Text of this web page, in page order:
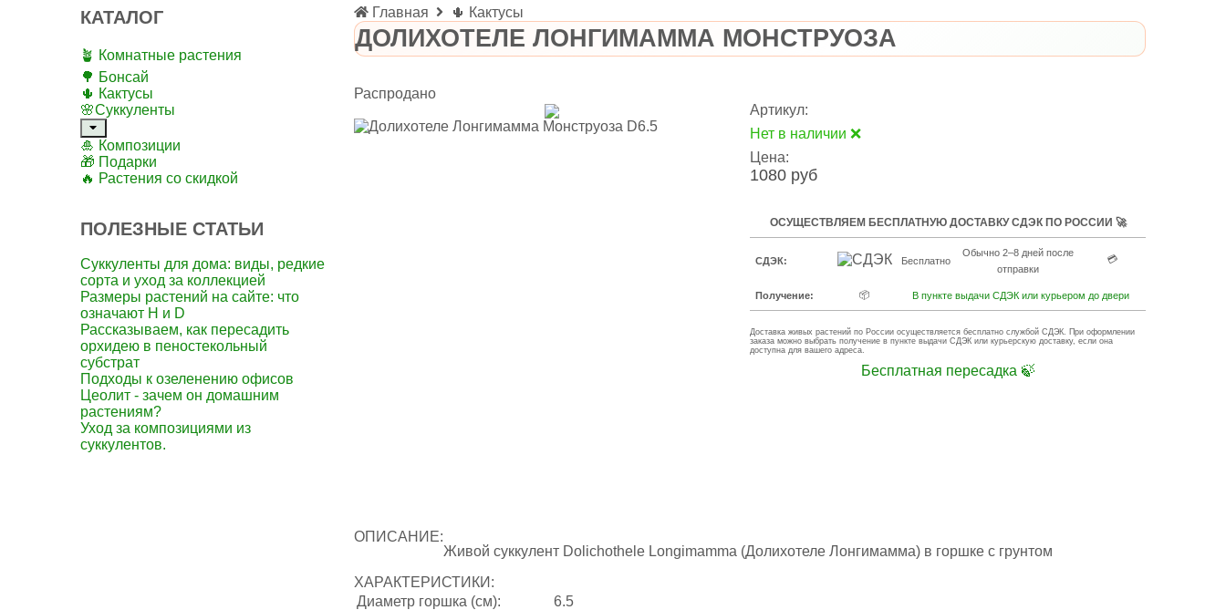
КАТАЛОГ
🪴 Комнатные растения
🌳 Бонсай
🌵 Кактусы
🌸Суккуленты
🎍 Композиции
🎁 Подарки
🔥 Растения со скидкой
ПОЛЕЗНЫЕ СТАТЬИ
Суккуленты для дома: виды, редкие
сорта и уход за коллекцией
Размеры растений на сайте: что
означают H и D
Рассказываем, как пересадить
орхидею в пеностекольный
субстрат
Подходы к озеленению офисов
Цеолит - зачем он домашним
растениям?
Уход за композициями из
суккулентов.
Главная 🌵 Кактусы
ДОЛИХОТЕЛЕ ЛОНГИМАММА МОНСТРУОЗА
Распродано
Артикул:
Нет в наличии ❌
Цена:
1080 руб
ОСУЩЕСТВЛЯЕМ БЕСПЛАТНУЮ ДОСТАВКУ СДЭК ПО РОССИИ 🚀
СДЭК: Бесплатно
Обычно 2–8 дней после
отправки
💳
Получение: 📦 В пункте выдачи СДЭК или курьером до двери
Доставка живых растений по России осуществляется бесплатно службой СДЭК. При оформлении
заказа можно выбрать получение в пункте выдачи СДЭК или курьерскую доставку, если она
доступна для вашего адреса.
Бесплатная пересадка 🍃
ОПИСАНИЕ:
Живой суккулент Dolichothele Longimamma (Долихотеле Лонгимамма) в горшке с грунтом
ХАРАКТЕРИСТИКИ:
Диаметр горшка (см):
6.5